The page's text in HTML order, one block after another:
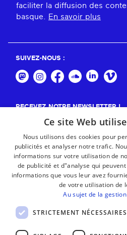
faciliter la diffusion des
basque.
En savoir plus
SUIVEZ-NOUS :
RECEVEZ NOTRE NEWSLETTER !
Ce site Web
Nous utilisons des cookies pour
publicités et analyser notre trafic.
informations sur votre utilisation de
de publicité et d"analyse qui
informations que vous leur avez
de votre utilisation de
Au sujet de la
STRICTEMENT NÉCESSAIRES